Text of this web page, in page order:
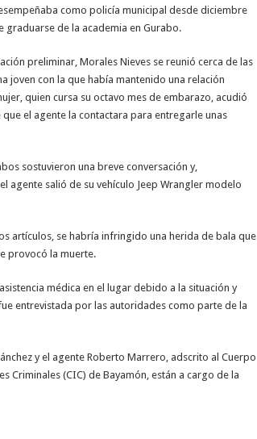
como policía municipal desde diciembre
graduarse de la academia en Gurabo.
preliminar, Morales Nieves se reunió cerca de las
joven con la que había mantenido una relación
quien cursa su octavo mes de embarazo, acudió
el agente la contactara para entregarle unas
sostuvieron una breve conversación y,
agente salió de su vehículo Jeep Wrangler modelo
artículos, se habría infringido una herida de bala que
provocó la muerte.
médica en el lugar debido a la situación y
entrevistada por las autoridades como parte de la
y el agente Roberto Marrero, adscrito al Cuerpo
Criminales (CIC) de Bayamón, están a cargo de la